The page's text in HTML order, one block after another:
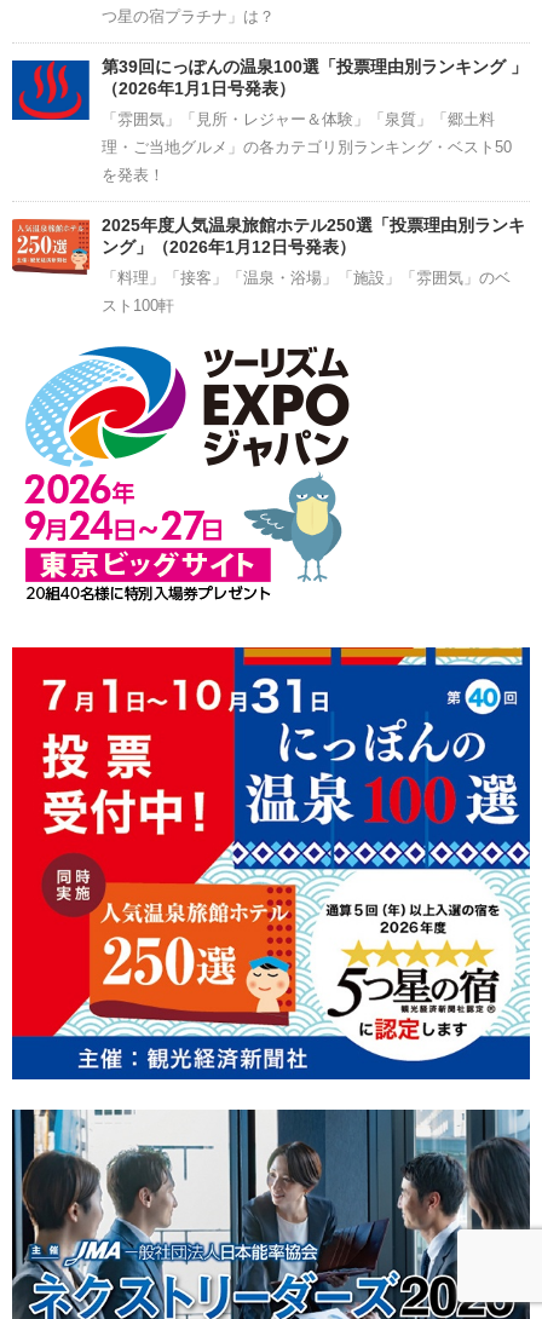
つ星の宿プラチナ」は？
第39回にっぽんの温泉100選「投票理由別ランキング 」
（2026年1月1日号発表）
「雰囲気」「見所・レジャー＆体験」「泉質」「郷土料
理・ご当地グルメ」の各カテゴリ別ランキング・ベスト50
を発表！
2025年度人気温泉旅館ホテル250選「投票理由別ランキ
ング」（2026年1月12日号発表）
「料理」「接客」「温泉・浴場」「施設」「雰囲気」のベ
スト100軒